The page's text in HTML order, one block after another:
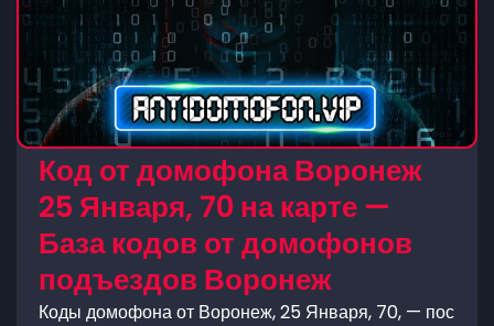
Код от домофона Воронеж
25 Января, 70 на карте —
База кодов от домофонов
подъездов Воронеж
Коды домофона от Воронеж, 25 Января, 70, — пос